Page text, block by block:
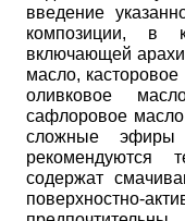
введение
композиции, в
включающей
масло,
оливковое
сафлоровое
сложные эфиры
рекомендуются
содержат